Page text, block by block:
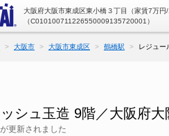
大阪府大阪市東成区東小橋３丁目（家賃7万
（C010100711226550009135720001）
大阪市 大阪市東成区 鶴橋駅 レジュー
シュ玉造 9階／大阪府
更新されました